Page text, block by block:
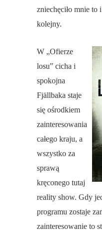
zniechęciło mnie to
kolejny.
W „Ofierze
losu” cicha i
spokojna
Fjällbaka staje
się ośrodkiem
zainteresowania
całego kraju, a
wszystko za
sprawą
kręconego tutaj
reality show. Gdy
programu zostaje
zainteresowanie to